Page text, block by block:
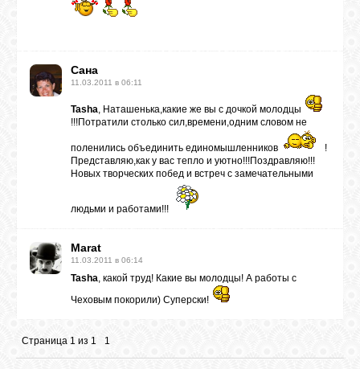
Сана
11.03.2011 в 06:11
Tasha, Наташенька,какие же вы с дочкой молодцы
!!!Потратили столько сил,времени,одним словом не
поленились объединить единомышленников
!
Представляю,как у вас тепло и уютно!!!Поздравляю!!!
Новых творческих побед и встреч с замечательными
людьми и работами!!!
Marat
11.03.2011 в 06:14
Tasha, какой труд! Какие вы молодцы! А работы с
Чеховым покорили) Суперски!
Страница 1 из 1 1